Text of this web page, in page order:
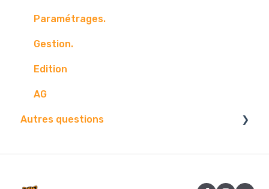
Edition.
Communication
Gestion
Location courte durée
Mise en location
Vos biens
Diffusion
Problématique
Paramétrages.
Gestion.
Edition
AG
Autres questions